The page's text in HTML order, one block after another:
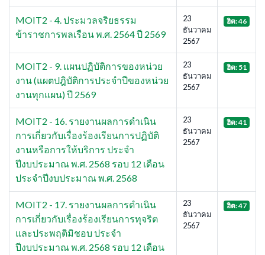
MOIT2 - 4. ประมวลจริยธรรม
ข้าราชการพลเรือน พ.ศ. 2564 ปี 2569
23
ธันวาคม
2567
ฮิต: 46
MOIT2 - 9. แผนปฏิบัติการของหน่วย
งาน (แผตปฎิบัติการประจำปีของหน่วย
งานทุกแผน) ปี 2569
23
ธันวาคม
2567
ฮิต: 51
MOIT2 - 16. รายงานผลการดำเนิน
การเกี่ยวกับเรื่องร้องเรียนการปฏิบัติ
งานหรือการให้บริการ ประจำ
ปีงบประมาณ พ.ศ. 2568 รอบ 12 เดือน
ประจำปีงบประมาณ พ.ศ. 2568
23
ธันวาคม
2567
ฮิต: 41
MOIT2 - 17. รายงานผลการดำเนิน
การเกี่ยวกับเรื่องร้องเรียนการทุจริต
และประพฤติมิชอบ ประจำ
ปีงบประมาณ พ.ศ. 2568 รอบ 12 เดือน
23
ธันวาคม
2567
ฮิต: 47